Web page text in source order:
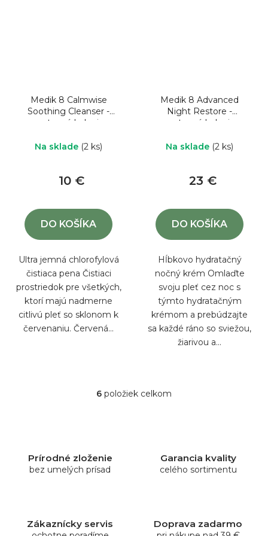
Medik 8 Calmwise
Soothing Cleanser -
cestovné balenie
Na sklade (2 ks)
10 €
DO KOŠÍKA
Ultra jemná chlorofylová
čistiaca pena Čistiaci
prostriedok pre všetkých,
ktorí majú nadmerne
citlivú pleť so sklonom k
červenaniu. Červená...
Medik 8 Advanced
Night Restore -
cestovné balenie
Na sklade (2 ks)
23 €
DO KOŠÍKA
Hĺbkovo hydratačný
nočný krém Omlaďte
svoju pleť cez noc s
týmto hydratačným
krémom a prebúdzajte
sa každé ráno so sviežou,
žiarivou a...
O
6 položiek celkom
Prírodné zloženie
bez umelých prísad
Garancia kvality
celého sortimentu
Zákaznícky servis Doprava zadarmo